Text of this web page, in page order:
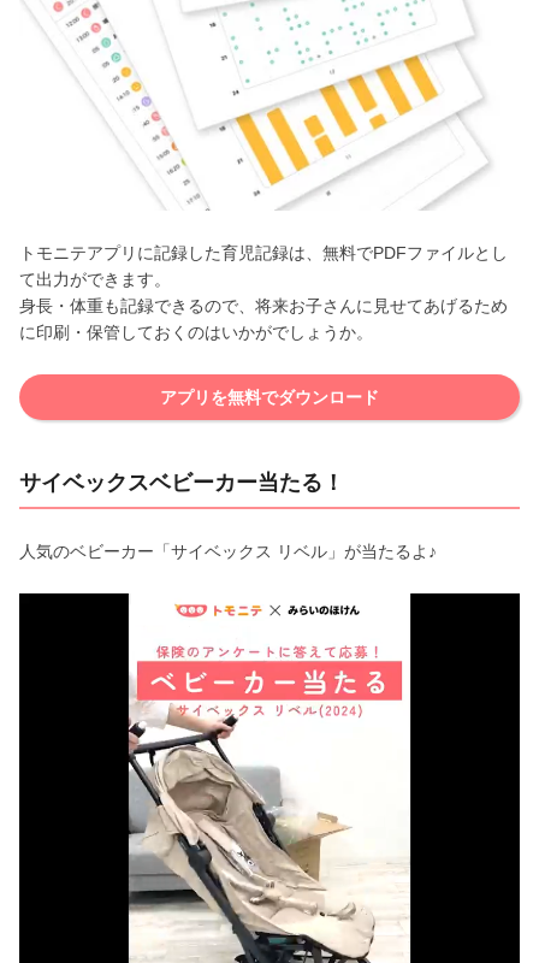
トモニテアプリに記録した育児記録は、無料でPDFファイルとし
て出力ができます。
身長・体重も記録できるので、将来お子さんに見せてあげるため
に印刷・保管しておくのはいかがでしょうか。
アプリを無料でダウンロード
サイベックスベビーカー当たる！
人気のベビーカー「サイベックス リベル」が当たるよ♪